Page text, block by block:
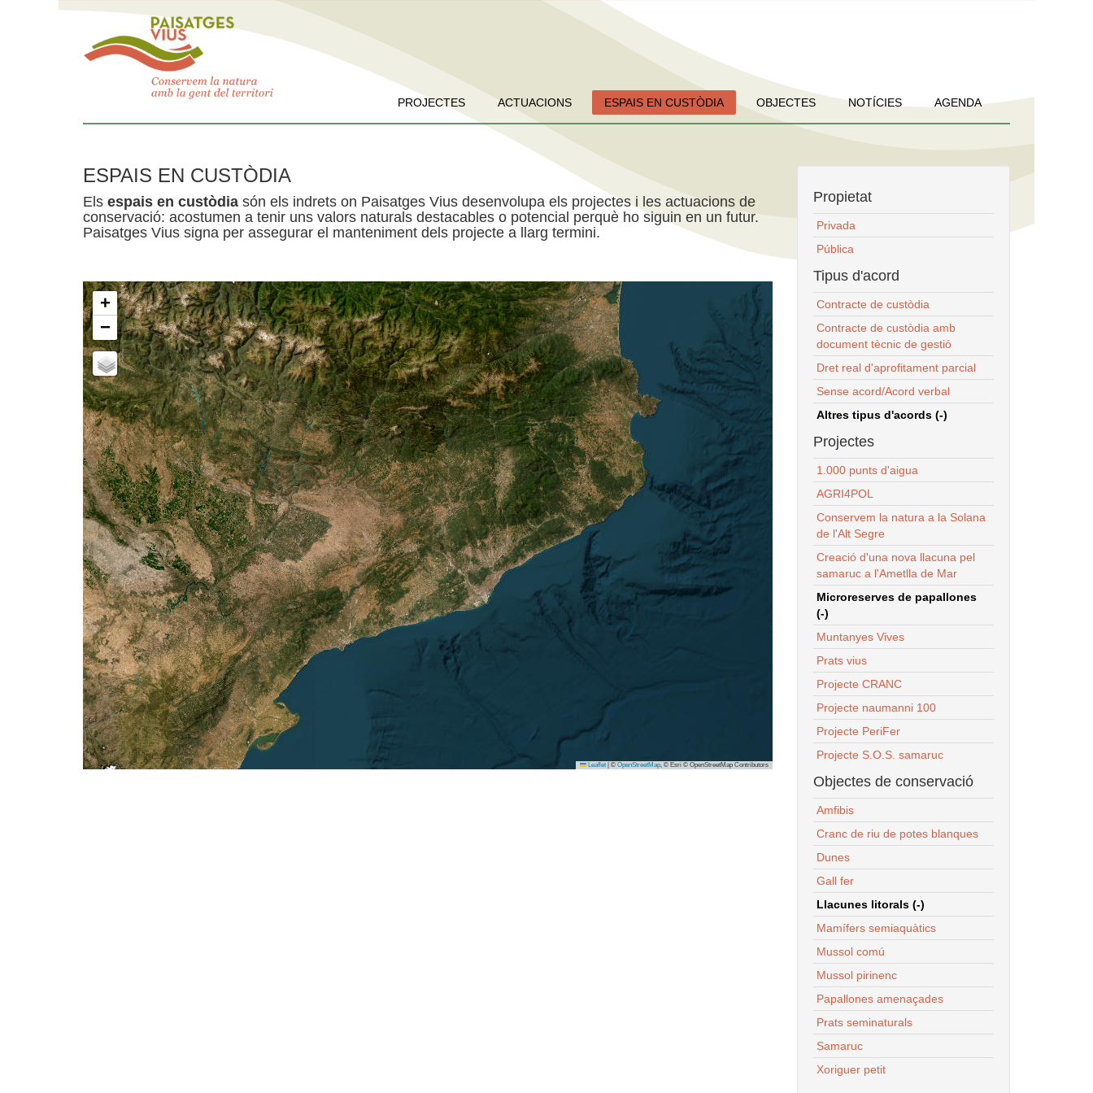
PROJECTES ACTUACIONS ESPAIS EN CUSTÒDIA OBJECTES NOTÍCIES AGENDA
ESPAIS EN CUSTÒDIA
Els espais en custòdia són els indrets on Paisatges Vius desenvolupa els projectes i les actuacions de
conservació: acostumen a tenir uns valors naturals destacables o potencial perquè ho siguin en un futur.
Paisatges Vius signa per assegurar el manteniment dels projecte a llarg termini.
+
−
Leaflet © OpenStreetMap, © Esri © OpenStreetMap Contributors
Propietat
Privada
Pública
Tipus d'acord
Contracte de custòdia
Contracte de custòdia amb
document tècnic de gestió
Dret real d'aprofitament parcial
Sense acord/Acord verbal
Altres tipus d'acords (-)
Projectes
1.000 punts d'aigua
AGRI4POL
Conservem la natura a la Solana
de l'Alt Segre
Creació d'una nova llacuna pel
samaruc a l'Ametlla de Mar
Microreserves de papallones
(-)
Muntanyes Vives
Prats vius
Projecte CRANC
Projecte naumanni 100
Projecte PeriFer
Projecte S.O.S. samaruc
Objectes de conservació
Amfibis
Cranc de riu de potes blanques
Dunes
Gall fer
Llacunes litorals (-)
Mamífers semiaquàtics
Mussol comú
Mussol pirinenc
Papallones amenaçades
Prats seminaturals
Samaruc
Xoriguer petit